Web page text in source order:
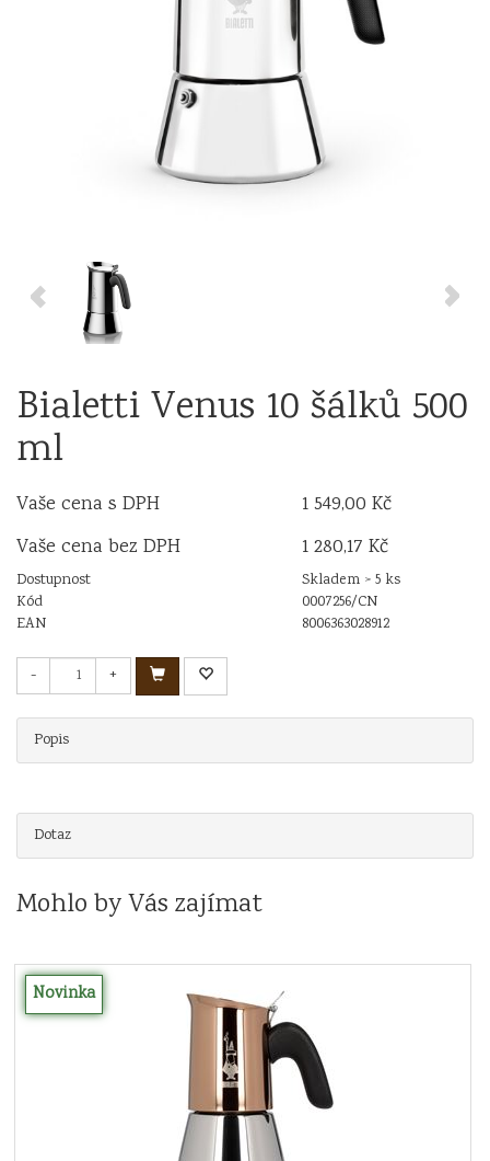
Bialetti Venus 10 šálků 500
ml
Vaše cena s DPH
1 549,00 Kč
Vaše cena bez DPH
1 280,17 Kč
Dostupnost
Skladem > 5 ks
Kód
0007256/CN
EAN
8006363028912
- +
Popis
Dotaz
Mohlo by Vás zajímat
Novinka